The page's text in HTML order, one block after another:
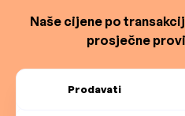
Naše cijene po
prosječne
Prodavati